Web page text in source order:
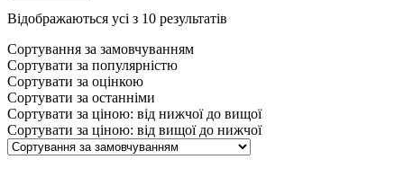
Відображаються усі з 10 результатів
Сортування за замовчуванням
Сортувати за популярністю
Сортувати за оцінкою
Сортувати за останніми
Сортувати за ціною: від нижчої до вищої
Сортувати за ціною: від вищої до нижчої